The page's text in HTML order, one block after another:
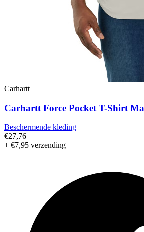
Carhartt
Carhartt Force Pocket T-Shirt
Beschermende kleding
€27,76
+ €7,95 verzending